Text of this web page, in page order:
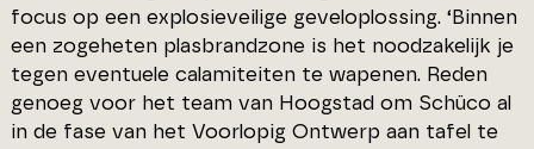
focus op een explosieveilige geveloplossing. ‘Binnen
een zogeheten plasbrandzone is het noodzakelijk je
tegen eventuele calamiteiten te wapenen. Reden
genoeg voor het team van Hoogstad om Schüco al
in de fase van het Voorlopig Ontwerp aan tafel te